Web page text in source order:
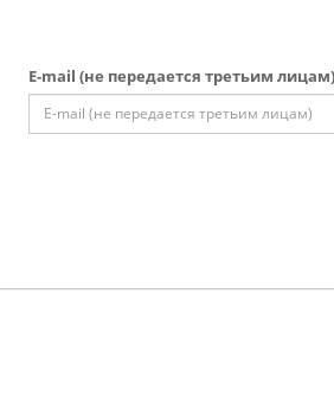
E-mail (не передается третьим